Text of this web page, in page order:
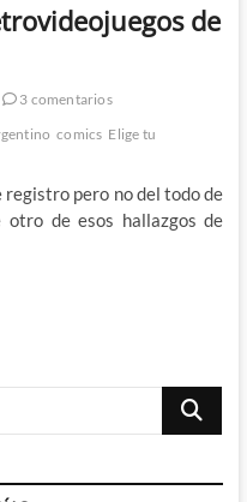
de
3 comentarios
comics Elige tu
pero no del todo de
otro de esos hallazgos de
Buscar